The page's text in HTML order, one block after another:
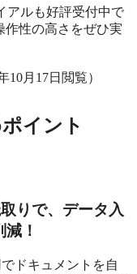
アルも好評受付中で
作性の高さをぜひ実
10月17日閲覧）
イント
りで、データ入
！
ドキュメントを自